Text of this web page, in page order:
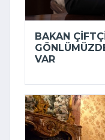
BAKAN
VAR